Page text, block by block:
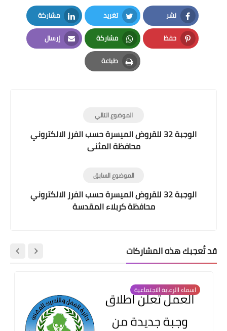
نشر
Facebook
تغريد
Twitter
مشاركة
LinkedIn
حفظ
Pinterest
مشاركة
Whatsapp
إرسال
Email
طباعة
Print
الموضوع التالي
الوجبة 32 للقروض الميسرة حسب الفرز الالكتروني
محافظة المثنى
الموضوع السابق
الوجبة 32 للقروض الميسرة حسب الفرز الالكتروني
محافظة كربلاء المقدسة
قد تُعجبك هذه المشاركات
اسماء االرعاية الاجتماعية